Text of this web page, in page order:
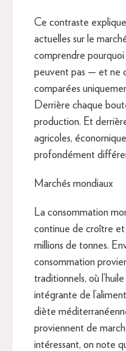
Ce contraste
actuelles sur le
comprendre pourquoi
peuvent pas — et ne
comparées
Derrière chaque
production. Et
agricoles,
profondément
Marchés mondiaux
La consommation
continue de croître et
millions de tonnes.
consommation
traditionnels, où
intégrante de
diète
proviennent de
intéressant, on note